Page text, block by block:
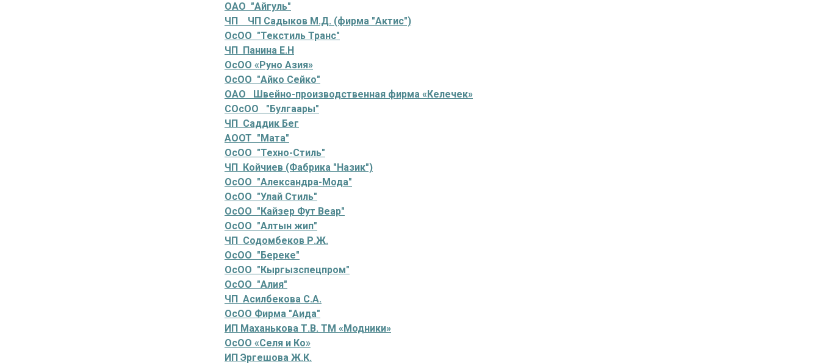
ОАО "Айгуль"
ЧП ЧП Садыков М.Д. (фирма "Актис")
ОсОО "Текстиль Транс"
ЧП Панина Е.Н
ОсОО «Руно Азия»
ОсОО "Айко Сейко"
ОАО Швейно-производственная фирма «Келечек»
СОсОО "Булгаары"
ЧП Саддик Бег
АООТ "Мата"
ОсОО "Техно-Стиль"
ЧП Койчиев (Фабрика "Назик")
ОсОО "Александра-Мода"
ОсОО "Улай Стиль"
ОсОО "Кайзер Фут Веар"
ОсОО "Алтын жип"
ЧП Содомбеков Р.Ж.
ОсОО "Береке"
ОсОО "Кыргызспецпром"
ОсОО "Алия"
ЧП Асилбекова С.А.
ОсОО Фирма "Аида"
ИП Маханькова Т.В. ТМ «Модники»
ОсОО «Селя и Ко»
ИП Эргешова Ж.К.